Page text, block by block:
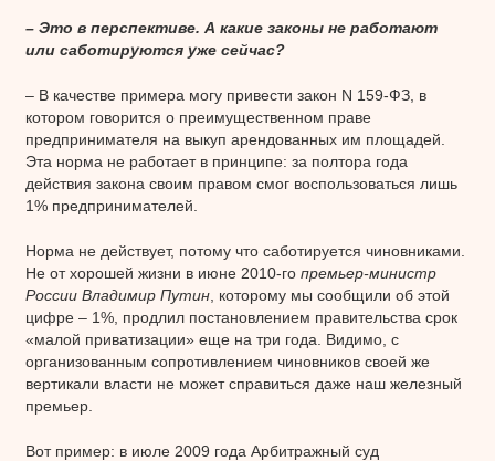
– Это в перспективе. А какие законы не работают
или саботируются уже сейчас?
– В качестве примера могу привести закон N 159-ФЗ, в
котором говорится о преимущественном праве
предпринимателя на выкуп арендованных им площадей.
Эта норма не работает в принципе: за полтора года
действия закона своим правом смог воспользоваться лишь
1% предпринимателей.
Норма не действует, потому что саботируется чиновниками.
Не от хорошей жизни в июне 2010-го премьер-министр
России Владимир Путин, которому мы сообщили об этой
цифре – 1%, продлил постановлением правительства срок
«малой приватизации» еще на три года. Видимо, с
организованным сопротивлением чиновников своей же
вертикали власти не может справиться даже наш железный
премьер.
Вот пример: в июле 2009 года Арбитражный суд